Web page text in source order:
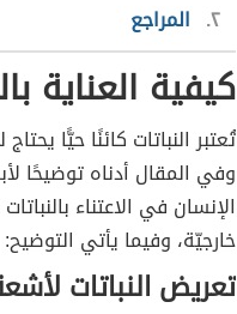
٢ المراجع
كيفية العناية
تُعتبر النباتات كائنًا حيًّا
وفي المقال أدناه توضيحًا
الإنسان في الاعتناء
خارجيّة، وفيما يأتي التوضيح:
تعريض النباتات